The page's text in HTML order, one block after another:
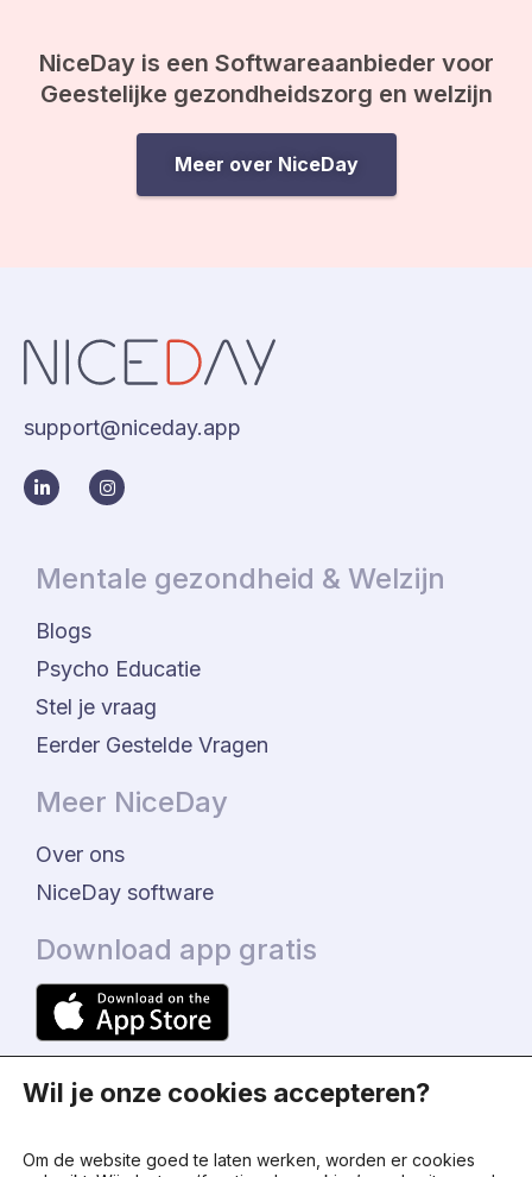
NiceDay is een Softwareaanbieder voor
Geestelijke gezondheidszorg en welzijn
Meer over NiceDay
support@niceday.app
Mentale gezondheid & Welzijn
Blogs
Psycho Educatie
Stel je vraag
Eerder Gestelde Vragen
Meer NiceDay
Over ons
NiceDay software
Download app gratis
Wil je onze cookies accepteren?
Om de website goed te laten werken, worden er cookies